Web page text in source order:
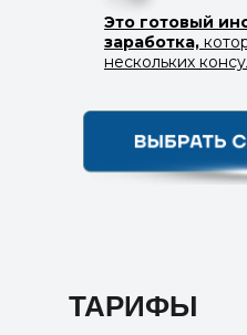
Это готовый
заработка,
нескольких
ТАРИФЫ